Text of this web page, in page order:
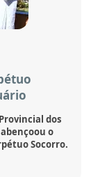
dos
o
Socorro.